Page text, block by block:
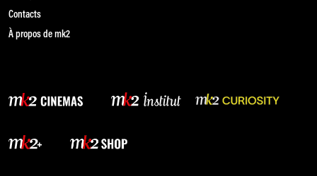
Contacts
À propos de mk2